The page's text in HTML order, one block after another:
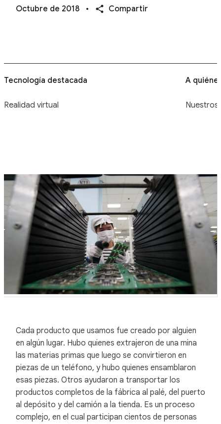
Octubre de 2018 • Compartir
Tecnología destacada
Realidad virtual
A
Nuestros
Cada producto que usamos fue creado por alguien
en algún lugar. Hubo quienes extrajeron de una mina
las materias primas que luego se convirtieron en
piezas de un teléfono, y hubo quienes ensamblaron
esas piezas. Otros ayudaron a transportar los
productos completos de la fábrica al palé, del puerto
al depósito y del camión a la tienda. Es un proceso
complejo, en el cual participan cientos de personas